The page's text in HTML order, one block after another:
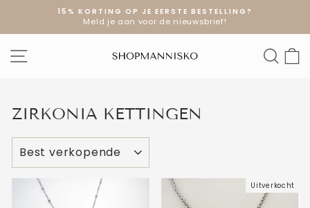
artikel
Diavoorstelling
15% KORTING OP JE EERSTE BESTELLING?
Meld je aan voor de nieuwsbrief!
SITE NAVIGATIE
ZIRKONIA KETTINGEN
SOORT
Uitverkocht